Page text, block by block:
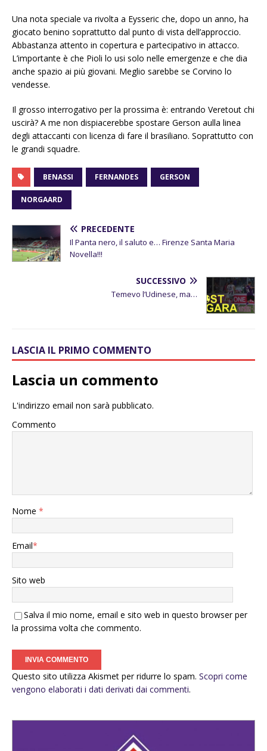
Una nota speciale va rivolta a Eysseric che, dopo un anno, ha
giocato benino soprattutto dal punto di vista dell’approccio.
Abbastanza attento in copertura e partecipativo in attacco.
L’importante è che Pioli lo usi solo nelle emergenze e che dia
anche spazio ai più giovani. Meglio sarebbe se Corvino lo
vendesse.
Il grosso interrogativo per la prossima è: entrando Veretout chi
uscirà? A me non dispiacerebbe spostare Gerson aulla linea
degli attaccanti con licenza di fare il brasiliano. Soprattutto con
le grandi squadre.
BENASSI FERNANDES GERSON
NORGAARD
PRECEDENTE
Il Panta nero, il saluto e… Firenze Santa Maria
Novella!!!
SUCCESSIVO
Temevo l’Udinese, ma…
LASCIA IL PRIMO COMMENTO
Lascia un commento
L'indirizzo email non sarà pubblicato.
Commento
Nome *
Email*
Sito web
Salva il mio nome, email e sito web in questo browser per
la prossima volta che commento.
Questo sito utilizza Akismet per ridurre lo spam. Scopri come
vengono elaborati i dati derivati dai commenti.